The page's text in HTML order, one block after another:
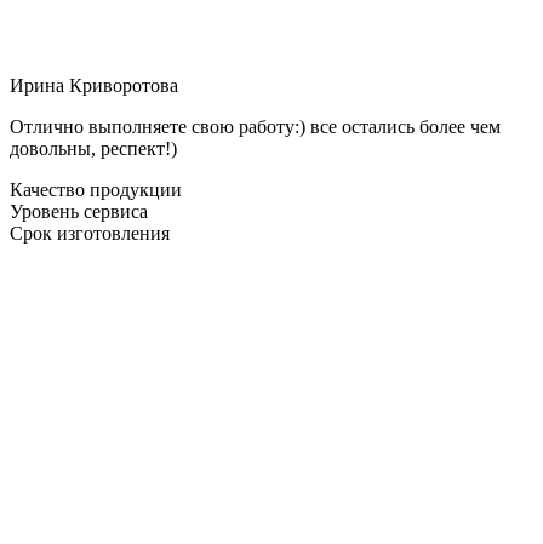
Ирина Криворотова
Отлично выполняете свою работу:) все остались более чем
довольны, респект!)
Качество продукции
Уровень сервиса
Срок изготовления